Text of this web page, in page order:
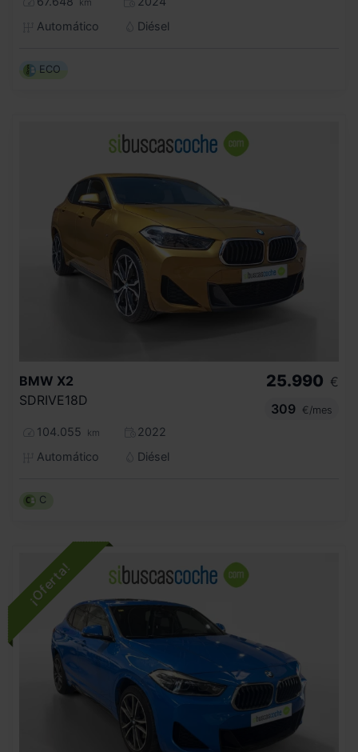
km
Automático
Diésel
ECO
BMW X2
SDRIVE18D
104.055 km
2022
Automático
Diésel
25.990 €
309
€/mes
C